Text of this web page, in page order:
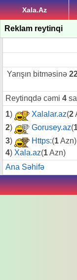
Xala.Az
Reklam reytinqi
Yarışın bitməsinə
Reytinqdə cəmi 4
1) Xalalar.az(2
2) Gorusey.az(
3) Https:(1Azn)
4) Xala.az(1Azn)
Ana Səhifə